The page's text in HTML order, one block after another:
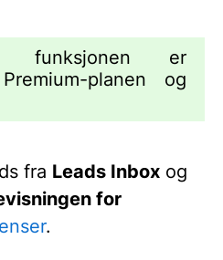
funksjonen er
planen og
fra Leads Inbox og
for
.